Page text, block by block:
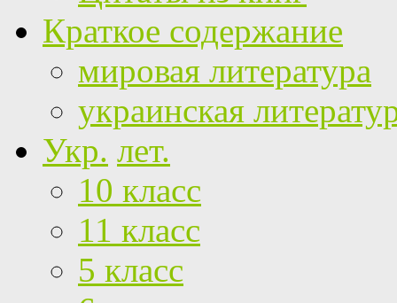
Краткое содержание
мировая литература
украинская
Укр. лет.
10 класс
11 класс
5 класс